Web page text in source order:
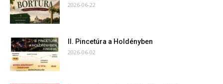
2026-06-22
II. Pincetúra a Holdényben
2026-06-02